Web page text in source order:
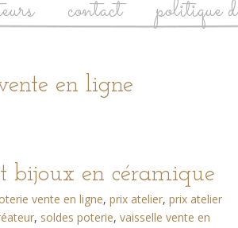
contact politique
en ligne
bijoux en céramique
vente en ligne,prix atelier,prix atelier
, soldes poterie, vaisselle vente en